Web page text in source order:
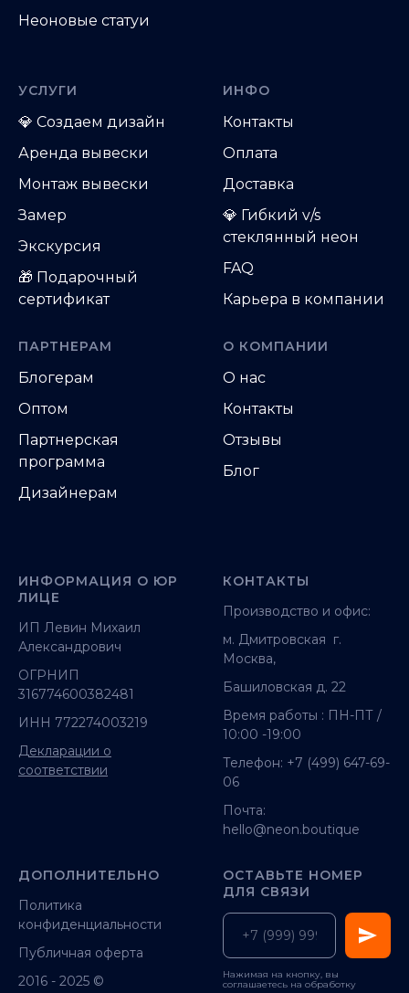
Неоновые статуи
УСЛУГИ
💎 Создаем дизайн
Аренда вывески
Монтаж вывески
Замер
Экскурсия
🎁 Подарочный
сертификат
ИНФО
Контакты
Оплата
Доставка
💎 Гибкий v/s
стеклянный неон
FAQ
Карьера в компании
ПАРТНЕРАМ
Блогерам
Оптом
Партнерская
программа
Дизайнерам
О КОМПАНИИ
О нас
Контакты
Отзывы
Блог
ИНФОРМАЦИЯ О ЮР
ЛИЦЕ
ИП Левин Михаил
Александрович
ОГРНИП
316774600382481
ИНН 772274003219
Декларации о
соответствии
КОНТАКТЫ
Производство и офис:
м. Дмитровская г.
Москва,
Башиловская д. 22
Время работы : ПН-ПТ /
10:00 -19:00
Телефон: +7 (499) 647-69-
06
Почта:
hello@neon.boutique
ДОПОЛНИТЕЛЬНО
Политика
конфиденциальности
Публичная оферта
2016 - 2025 ©
ОСТАВЬТЕ НОМЕР
ДЛЯ СВЯЗИ
Нажимая на кнопку, вы
соглашаетесь на обработку